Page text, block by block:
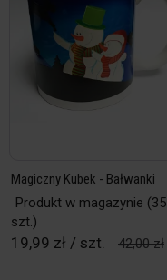
Magiczny Kubek - Bałwanki
Produkt w magazynie (35
szt.)
19,99 zł / szt. 42,00 zł